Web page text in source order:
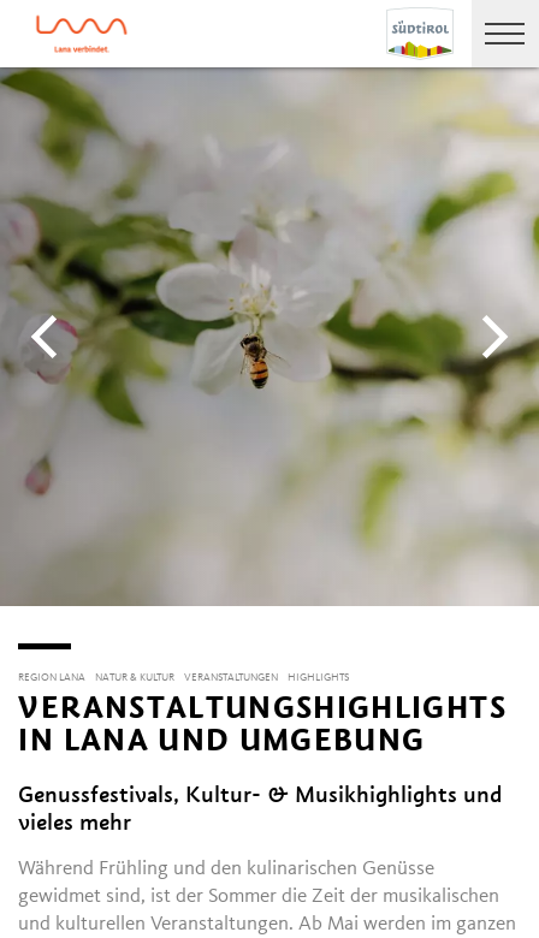
REGION LANA NATUR & KULTUR VERANSTALTUNGEN HIGHLIGHTS
VERANSTALTUNGSHIGHLIGHTS
IN LANA UND UMGEBUNG
Genussfestivals, Kultur- & Musikhighlights und
vieles mehr
Während Frühling und den kulinarischen Genüsse
gewidmet sind, ist der Sommer die Zeit der musikalischen
und kulturellen Veranstaltungen. Ab Mai werden im ganzen